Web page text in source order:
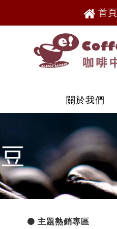
首頁
關於我們
主題熱銷專區